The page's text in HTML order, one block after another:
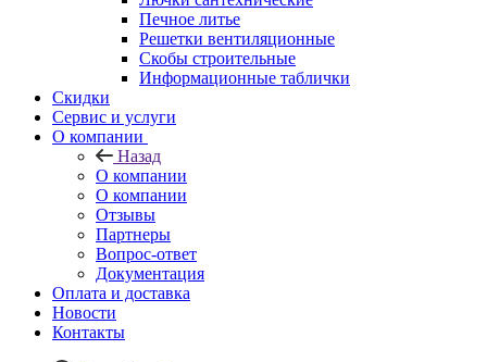
Печное литье
Решетки вентиляционные
Скобы строительные
Информационные таблички
Скидки
Сервис и услуги
О компании
Назад
О компании
О компании
Отзывы
Партнеры
Вопрос-ответ
Документация
Оплата и доставка
Новости
Контакты